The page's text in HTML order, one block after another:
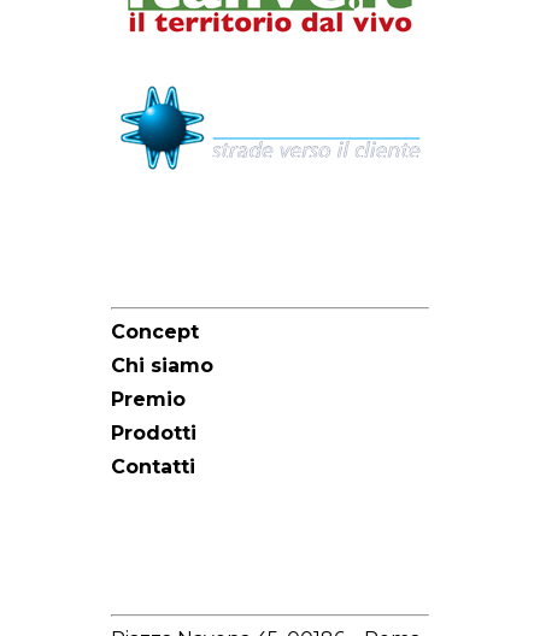
Concept
Chi siamo
Premio
Prodotti
Contatti